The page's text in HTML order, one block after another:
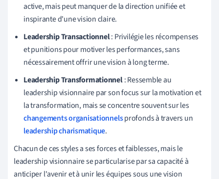
active, mais peut manquer de la direction unifiée et
inspirante d'une vision claire.
Leadership Transactionnel: Privilégie les récompenses
et punitions pour motiver les performances, sans
nécessairement offrir une vision à long terme.
Leadership Transformationnel: Ressemble au
leadership visionnaire par son focus sur la motivation et
la transformation, mais se concentre souvent sur les
changements organisationnelsprofonds à travers un
leadership charismatique.
Chacun de ces styles a ses forces et faiblesses, mais le
leadership visionnaire se particularise par sa capacité à
anticiper l'avenir et à unir les équipes sous une vision